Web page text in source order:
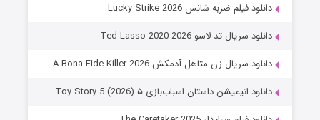
دانلود فیلم ضربه شانس Lucky Strike 2026
دانلود سریال تد لاسو Ted Lasso 2020-2026
دانلود سریال زن متاهل آدمکش A Bona Fide Killer 2026
دانلود انیمیشن داستان اسباب‌بازی ۵ Toy Story 5 (2026)